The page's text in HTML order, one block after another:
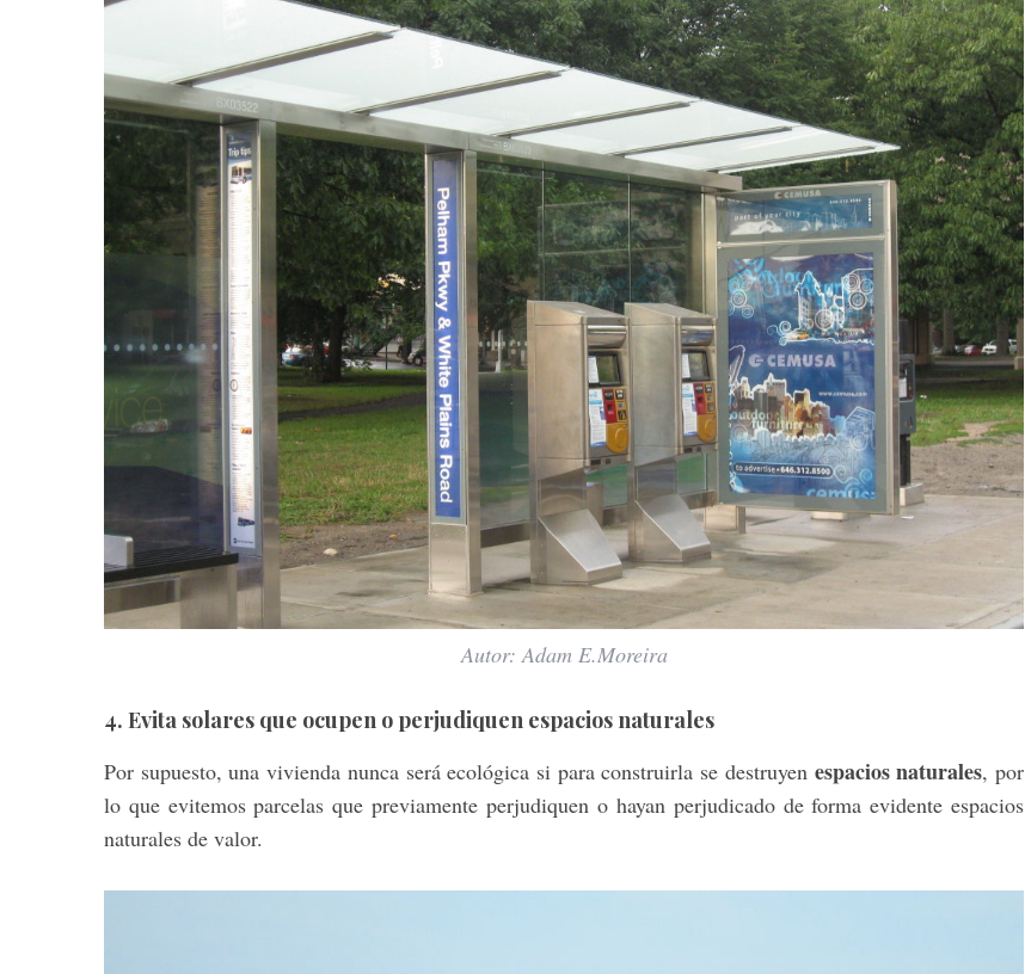
Autor: Adam E.Moreira
4. Evita solares que ocupen o perjudiquen espacios naturales
Por supuesto, una vivienda nunca será ecológica si para construirla se destruyen espacios naturales, por
lo que evitemos parcelas que previamente perjudiquen o hayan perjudicado de forma evidente espacios
naturales de valor.